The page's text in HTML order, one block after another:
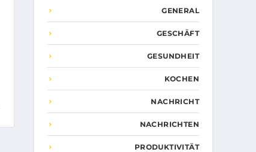
GENERAL
GESCHÄFT
GESUNDHEIT
KOCHEN
NACHRICHT
NACHRICHTEN
PRODUKTIVITÄT